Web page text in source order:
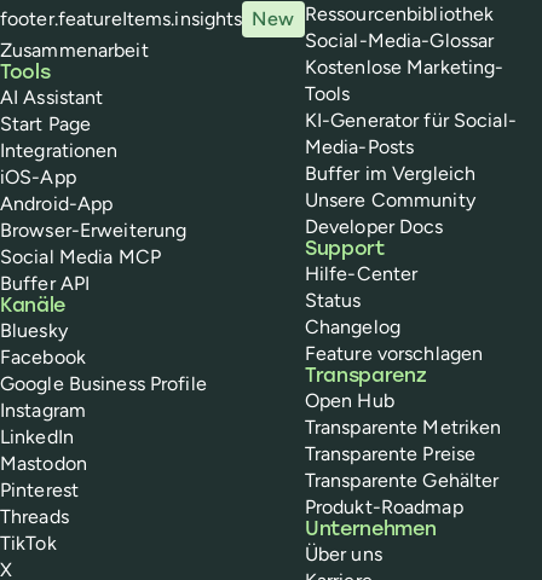
footer.featureItems.insights New
Zusammenarbeit
Tools
AI Assistant
Start Page
Integrationen
iOS-App
Android-App
Browser-Erweiterung
Social Media MCP
Buffer API
Kanäle
Bluesky
Facebook
Google Business Profile
Instagram
LinkedIn
Mastodon
Pinterest
Threads
TikTok
X
Ressourcenbibliothek
Social-Media-Glossar
Kostenlose Marketing-
Tools
KI-Generator für Social-
Media-Posts
Buffer im Vergleich
Unsere Community
Developer Docs
Support
Hilfe-Center
Status
Changelog
Feature vorschlagen
Transparenz
Open Hub
Transparente Metriken
Transparente Preise
Transparente Gehälter
Produkt-Roadmap
Unternehmen
Über uns